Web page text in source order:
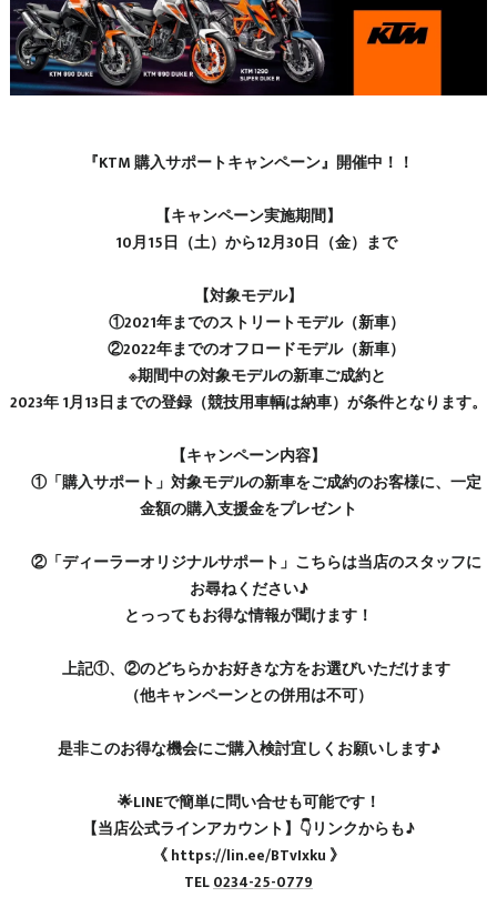
『KTM 購入サポートキャンペーン』開催中！！
【キャンペーン実施期間】
10月15日（土）から12月30日（金）まで
【対象モデル】
①2021年までのストリートモデル（新車）
②2022年までのオフロードモデル（新車）
※期間中の対象モデルの新車ご成約と
2023年 1月13日までの登録（競技用車輌は納車）が条件となります。
【キャンペーン内容】
①「購入サポート」対象モデルの新車をご成約のお客様に、一定
金額の購入支援金をプレゼント
②「ディーラーオリジナルサポート」こちらは当店のスタッフに
お尋ねください♪
とっってもお得な情報が聞けます！
上記①、②のどちらかお好きな方をお選びいただけます
（他キャンペーンとの併用は不可）
是非このお得な機会にご購入検討宜しくお願いします♪
🌟LINEで簡単に問い合せも可能です！
【当店公式ラインアカウント】👇リンクからも♪
《 https://lin.ee/BTvIxku 》
TEL0234-25-0779